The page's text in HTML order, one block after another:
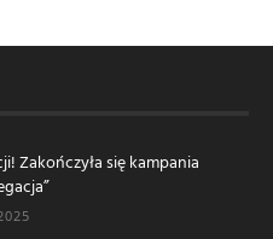
Zakończyła się kampania